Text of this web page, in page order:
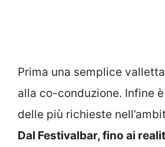
Prima una semplice
alla co-conduzione. Infine
delle più richieste
Dal Festivalbar, fino ai